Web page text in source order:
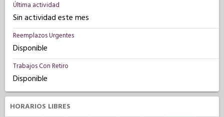
Última actividad
Sin actividad este mes
Reemplazos Urgentes
Disponible
Trabajos Con Retiro
Disponible
HORARIOS LIBRES